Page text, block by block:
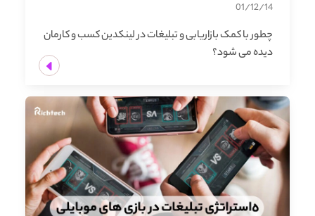
01/12/14
چطور با کمک بازاریابی و تبلیغات در لینکدین کسب و کارمان
دیده می شود؟